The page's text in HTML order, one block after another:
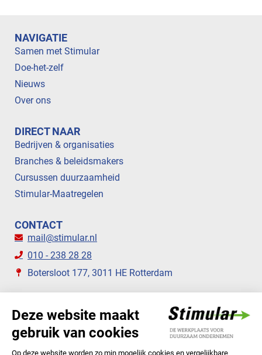
NAVIGATIE
Samen met Stimular
Doe-het-zelf
Nieuws
Over ons
DIRECT NAAR
Bedrijven & organisaties
Branches & beleidsmakers
Cursussen duurzaamheid
Stimular-Maatregelen
CONTACT
mail@stimular.nl
010 - 238 28 28
Botersloot 177, 3011 HE Rotterdam
STIMULAR NIEUWSBRIEVEN